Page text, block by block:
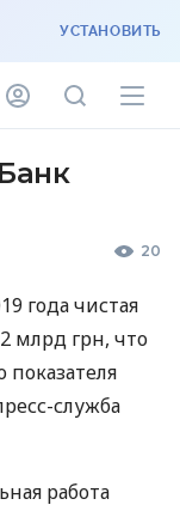
УСТАНОВИТЬ
20
года чистая
млрд грн, что
показателя
служба
работа